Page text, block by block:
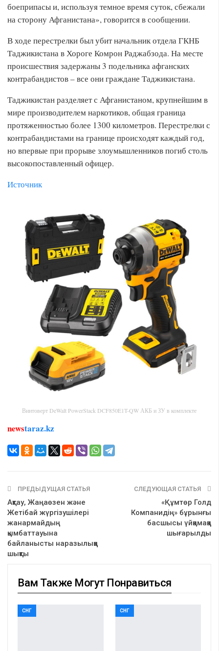
боеприпасы и, используя темное время суток, сбежали
на сторону Афганистана», говорится в сообщении.
В ходе перестрелки был убит начальник отдела ГКНБ
Таджикистана в Хороге Комрон Раджабзода. На месте
происшествия задержаны 3 подельника афганских
контрабандистов – все они граждане Таджикистана.
Таджикистан разделяет с Афганистаном, крупнейшим в
мире производителем наркотиков, общая граница
протяженностью более 1300 километров. Перестрелки с
контрабандистами на границе происходят каждый год,
но впервые при прорыве злоумышленников погиб столь
высокопоставленный офицер.
Источник
Винтоверт DeWalt PowerStack DCF850E1T-QW АКБ и ЗУ в комплекте
newstaraz.kz
ПРЕДЫДУЩАЯ СТАТЬЯ
Ақтау, Жаңаөзен және
Жетібай жүргізушілері
жанармайдың
қымбаттауына
байланысты наразылыққа
шықты
СЛЕДУЮЩАЯ СТАТЬЯ
«Құмтөр Голд
Компанидің» бұрынғы
басшысы үйқамаққа
шығарылды
Вам Также Могут Понравиться
СНГ СНГ